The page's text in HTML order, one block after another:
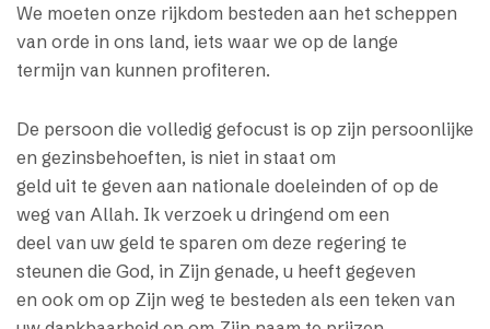
We moeten onze rijkdom besteden aan het scheppen
van orde in ons land, iets waar we op de lange
termijn van kunnen profiteren.
De persoon die volledig gefocust is op zijn persoonlijke
en gezinsbehoeften, is niet in staat om
geld uit te geven aan nationale doeleinden of op de
weg van Allah. Ik verzoek u dringend om een
deel van uw geld te sparen om deze regering te
steunen die God, in Zijn genade, u heeft gegeven
en ook om op Zijn weg te besteden als een teken van